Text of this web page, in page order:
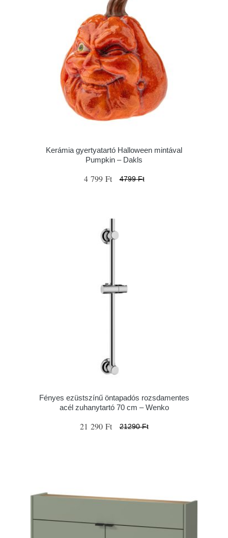
Kerámia gyertyatartó Halloween mintával
Pumpkin – Dakls
4 799 Ft 4799 Ft
Fényes ezüstszínű öntapadós rozsdamentes
acél zuhanytartó 70 cm – Wenko
21 290 Ft 21290 Ft